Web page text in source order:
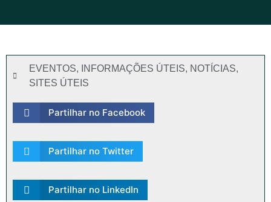
EVENTOS, INFORMAÇÕES ÚTEIS, NOTÍCIAS,
SITES ÚTEIS
Partilhar no Facebook
Partilhar no Twitter
Partilhar no LinkedIn